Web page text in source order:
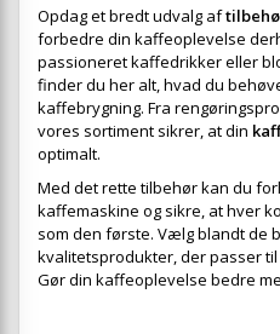
Opdag et bredt udvalg af
forbedre din kaffeoplevelse
passioneret kaffedrikker eller
finder du her alt, hvad du
kaffebrygning. Fra
vores sortiment sikrer, at din
optimalt.
Med det rette tilbehør kan du
kaffemaskine og sikre, at hver
som den første. Vælg blandt de
kvalitetsprodukter, der passer
Gør din kaffeoplevelse bedre